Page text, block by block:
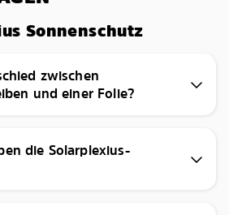
Sonnenschutz
zwischen
und einer Folie?
die Solarplexius-